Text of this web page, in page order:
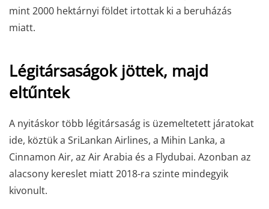
mint 2000 hektárnyi földet irtottak ki a beruházás
miatt.
Légitársaságok jöttek, majd
eltűntek
A nyitáskor több légitársaság is üzemeltetett járatokat
ide, köztük a SriLankan Airlines, a Mihin Lanka, a
Cinnamon Air, az Air Arabia és a Flydubai. Azonban az
alacsony kereslet miatt 2018-ra szinte mindegyik
kivonult.